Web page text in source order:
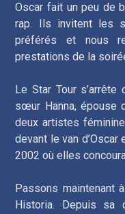
Oscar fait un peu de
rap. Ils invitent les
préférés et nous
prestations de la
Le Star Tour
sœur Hanna, épouse
deux artistes
devant le van d’Oscar
2002 où elles
Passons maintenant
Historia. Depuis sa